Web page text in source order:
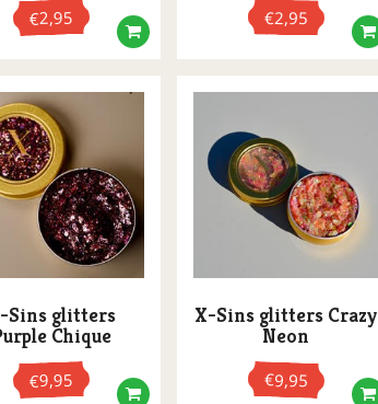
€2,95 €2,95
Sins glitters
Chique
€9,95
X-Sins glitters Crazy
Neon
€9,95